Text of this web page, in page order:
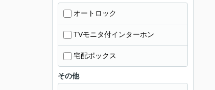
オートロック
TVモニタ付インターホン
宅配ボックス
その他